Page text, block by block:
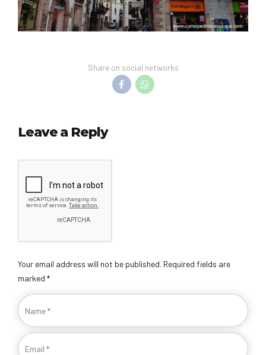
Share on social networks
Leave a Reply
Your email address will not be published. Required fields are
marked *